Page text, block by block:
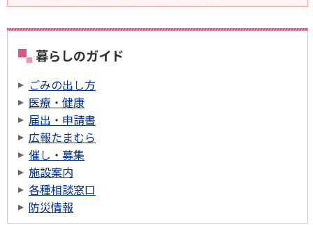
暮らしのガイド
ごみの出し方
医療・健康
届出・申請書
広報たまむら
催し・募集
施設案内
各種相談窓口
防災情報